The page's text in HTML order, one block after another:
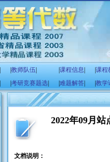
教师队伍 课程信息
课程
考研竞赛题选 难题解答 教学
2022年09月
文档说明：